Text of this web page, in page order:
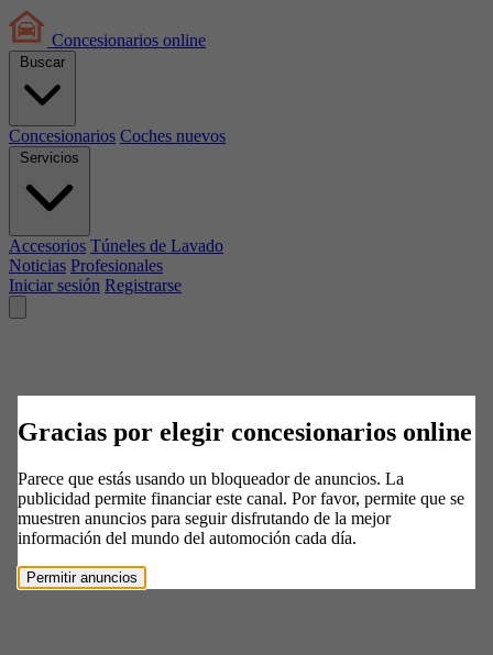
Concesionarios online
Buscar
Concesionarios Coches nuevos
Servicios
Accesorios Túneles de Lavado
Noticias Profesionales
Iniciar sesión Registrarse
Gracias por elegir concesionarios online
Parece que estás usando un bloqueador de anuncios. La
publicidad permite financiar este canal. Por favor, permite que se
muestren anuncios para seguir disfrutando de la mejor
información del mundo del automoción cada día.
Permitir anuncios